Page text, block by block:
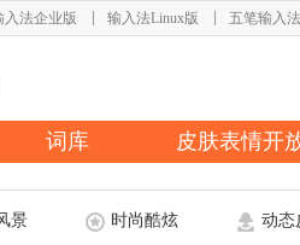
入法企业版 输入法Linux版 五笔输入法
词库 皮肤表情开
景 时尚酷炫 动态